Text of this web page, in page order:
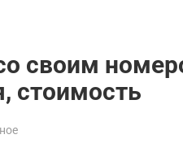
своим
стоимость